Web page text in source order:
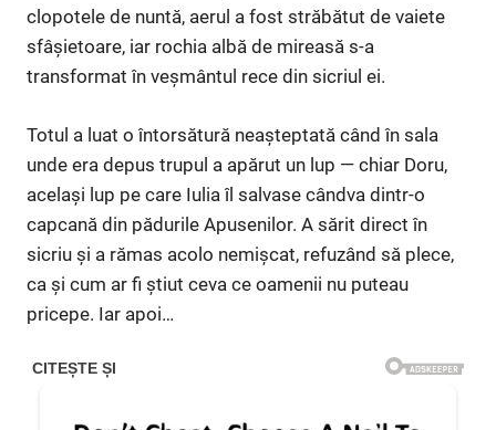
clopotele de nuntă, aerul a fost străbătut de vaiete
sfâșietoare, iar rochia albă de mireasă s-a
transformat în veșmântul rece din sicriul ei.
Totul a luat o întorsătură neașteptată când în sala
unde era depus trupul a apărut un lup — chiar Doru,
același lup pe care Iulia îl salvase cândva dintr-o
capcană din pădurile Apusenilor. A sărit direct în
sicriu și a rămas acolo nemișcat, refuzând să plece,
ca și cum ar fi știut ceva ce oamenii nu puteau
pricepe. Iar apoi…